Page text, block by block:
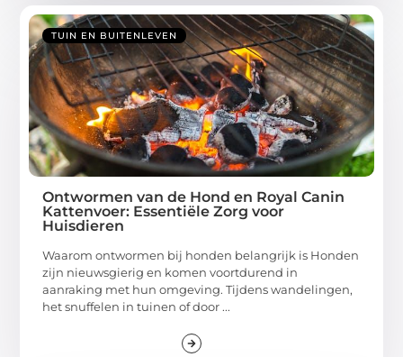
TUIN EN BUITENLEVEN
Ontwormen van de Hond en Royal Canin
Kattenvoer: Essentiële Zorg voor
Huisdieren
Waarom ontwormen bij honden belangrijk is Honden
zijn nieuwsgierig en komen voortdurend in
aanraking met hun omgeving. Tijdens wandelingen,
het snuffelen in tuinen of door ...